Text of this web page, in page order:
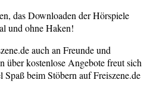
das Downloaden der Hörspiele
und ohne Haken!
auch an Freunde und
über kostenlose Angebote freut sich
beim Stöbern auf Freiszene.de